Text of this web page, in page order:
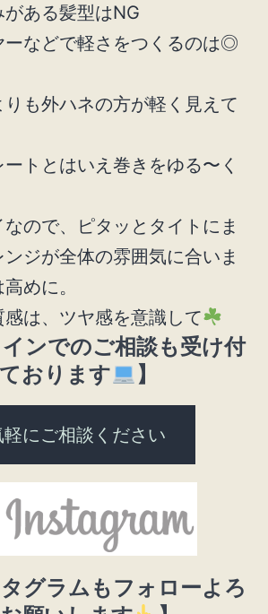
ある髪型はNG
ーなどで軽さをつくるのは◎
も外ハネの方が軽く見えて
トとはいえ巻きをゆる〜く
ので、ピタッとタイトにま
ジが全体の雰囲気に合いま
めに。
は、ツヤ感を意識して
ンでのご相談も受け付
おります
】
軽にご相談ください
グラムもフォローよろ